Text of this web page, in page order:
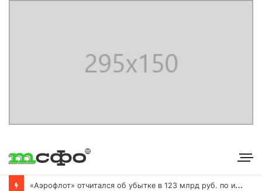
«
Аэрофлот» отчитался об убытке в 123 млрд руб. по итогам года пандемии